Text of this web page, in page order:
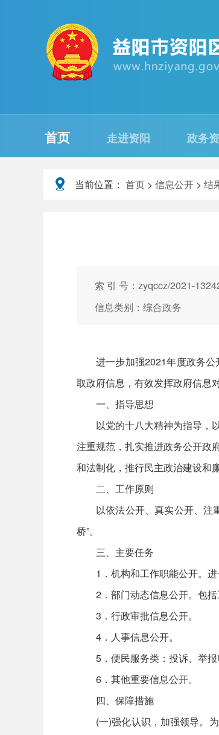
首页 走进资阳 政务
当前位置： 首页 > 信息公开 > 结
索 引 号：zyqccz/2021-
信息类别：综合政务
进一步加强2021年度政务
取政府信息，有效发挥政府信息
一、指导思想
以党的十八大精神为指导，
注重规范，扎实推进政务公开政
和法制化，推行民主政治建设和
二、工作原则
以依法公开、真实公开、注
桥”。
三、主要任务
1．机构和工作职能公开。
2．部门动态信息公开。包
3．行政审批信息公开。
4．人事信息公开。
5．便民服务类：投诉、举
6．其他重要信息公开。
四、保障措施
(一)强化认识，加强领导。